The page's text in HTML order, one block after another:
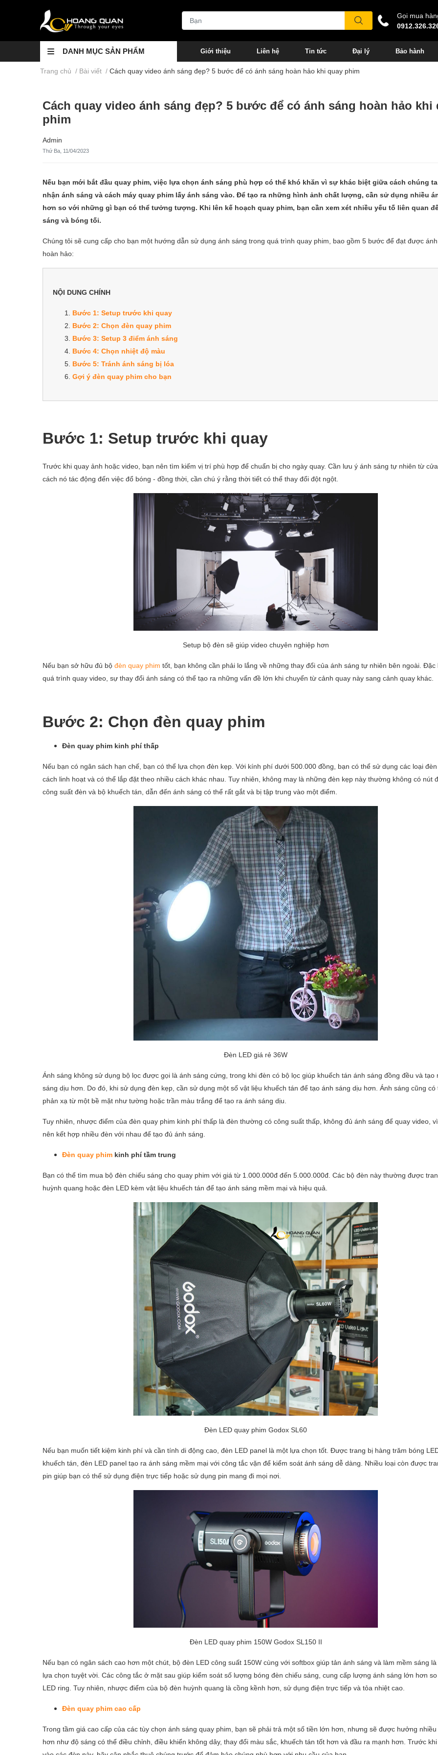
Gọi mua
DANH MỤC SẢN PHẨM Giới thiệu Liên hệ Tin tức Đại lý Bảo hành
Trang chủ / Bài viết / Cách quay video ánh sáng đẹp? 5 bước để có ánh sáng hoàn hảo khi quay phim
Cách quay video ánh sáng đẹp? 5 bước để có ánh sáng hoàn hảo khi
phim
Admin
Thứ Ba, 11/04/2023
Nếu bạn mới bắt đầu quay phim, việc lựa chọn ánh sáng phù hợp có thể khó khăn vì sự khác biệt giữa cách chúng
nhận ánh sáng và cách máy quay phim lấy ánh sáng vào. Để tạo ra những hình ảnh chất lượng, cần sử dụng nhiều
hơn so với những gì bạn có thể tưởng tượng. Khi lên kế hoạch quay phim, bạn cần xem xét nhiều yếu tố liên quan
sáng và bóng tối.
Chúng tôi sẽ cung cấp cho bạn một hướng dẫn sử dụng ánh sáng trong quá trình quay phim, bao gồm 5 bước để đạt được
hoàn hảo:
NỘI DUNG CHÍNH
Bước 1: Setup trước khi quay
Bước 2: Chọn đèn quay phim
Bước 3: Setup 3 điểm ánh sáng
Bước 4: Chọn nhiệt độ màu
Bước 5: Tránh ánh sáng bị lóa
Gợi ý đèn quay phim cho bạn
Bước 1: Setup trước khi quay
Trước khi quay ảnh hoặc video, bạn nên tìm kiếm vị trí phù hợp để chuẩn bị cho ngày quay. Cần lưu ý ánh sáng tự nhiên từ
cách nó tác động đến việc đổ bóng - đồng thời, cần chú ý rằng thời tiết có thể thay đổi đột ngột.
Setup bộ đèn sẽ giúp video chuyên nghiệp hơn
Nếu bạn sở hữu đủ bộ đèn quay phim tốt, bạn không cần phải lo lắng về những thay đổi của ánh sáng tự nhiên bên ngoài. Đặc
quá trình quay video, sự thay đổi ánh sáng có thể tạo ra những vấn đề lớn khi chuyển từ cảnh quay này sang cảnh quay khác.
Bước 2: Chọn đèn quay phim
Đèn quay phim kinh phí thấp
Nếu bạn có ngân sách hạn chế, bạn có thể lựa chọn đèn kẹp. Với kính phí dưới 500.000 đồng, bạn có thể sử dụng các loại
cách linh hoạt và có thể lắp đặt theo nhiều cách khác nhau. Tuy nhiên, không may là những đèn kẹp này thường không có nút
công suất đèn và bộ khuếch tán, dẫn đến ánh sáng có thể rất gắt và bị tập trung vào một điểm.
Đèn LED giá rẻ 36W
Ánh sáng không sử dụng bộ lọc được gọi là ánh sáng cứng, trong khi đèn có bộ lọc giúp khuếch tán ánh sáng đồng đều và tạo
sáng dịu hơn. Do đó, khi sử dụng đèn kẹp, cần sử dụng một số vật liệu khuếch tán để tạo ánh sáng dịu hơn. Ánh sáng cũng
phản xạ từ một bề mặt như tường hoặc trần màu trắng để tạo ra ánh sáng dịu.
Tuy nhiên, nhược điểm của đèn quay phim kinh phí thấp là đèn thường có công suất thấp, không đủ ánh sáng để quay video,
nên kết hợp nhiều đèn với nhau để tạo đủ ánh sáng.
Đèn quay phim kinh phí tầm trung
Bạn có thể tìm mua bộ đèn chiếu sáng cho quay phim với giá từ 1.000.000đ đến 5.000.000đ. Các bộ đèn này thường được
huỳnh quang hoặc đèn LED kèm vật liệu khuếch tán để tạo ánh sáng mềm mại và hiệu quả.
Đèn LED quay phim Godox SL60
Nếu bạn muốn tiết kiệm kinh phí và cần tính di động cao, đèn LED panel là một lựa chọn tốt. Được trang bị hàng trăm bóng
khuếch tán, đèn LED panel tạo ra ánh sáng mềm mại với công tắc vặn để kiểm soát ánh sáng dễ dàng. Nhiều loại còn được
pin giúp bạn có thể sử dụng điện trực tiếp hoặc sử dụng pin mang đi mọi nơi.
Đèn LED quay phim 150W Godox SL150 II
Nếu bạn có ngân sách cao hơn một chút, bộ đèn LED công suất 150W cùng với softbox giúp tản ánh sáng và làm mềm sáng
lựa chọn tuyệt vời. Các công tắc ở mặt sau giúp kiểm soát số lượng bóng đèn chiếu sáng, cung cấp lượng ánh sáng lớn hơn
LED ring. Tuy nhiên, nhược điểm của bộ đèn huỳnh quang là cồng kềnh hơn, sử dụng điện trực tiếp và tỏa nhiệt cao.
Đèn quay phim cao cấp
Trong tầm giá cao cấp của các tùy chọn ánh sáng quay phim, bạn sẽ phải trả một số tiền lớn hơn, nhưng sẽ được hưởng
hơn như độ sáng có thể điều chỉnh, điều khiển không dây, thay đổi màu sắc, khuếch tán tốt hơn và đầu ra mạnh hơn. Trước